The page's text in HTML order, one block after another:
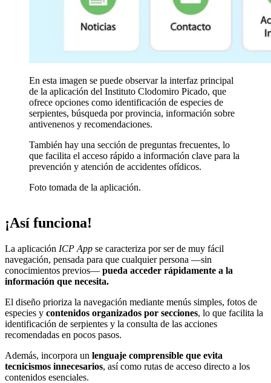
En esta imagen se puede observar la interfaz principal
de la aplicación del Instituto Clodomiro Picado, que
ofrece opciones como identificación de especies de
serpientes, búsqueda por provincia, información sobre
antivenenos y recomendaciones.
También hay una sección de preguntas frecuentes, lo
que facilita el acceso rápido a información clave para la
prevención y atención de accidentes ofídicos.
Foto tomada de la aplicación.
¡Así funciona!
La aplicación ICP App se caracteriza por ser de muy fácil
navegación, pensada para que cualquier persona —sin
conocimientos previos— pueda acceder rápidamente a la
información que necesita.
El diseño prioriza la navegación mediante menús simples, fotos de
especies y contenidos organizados por secciones, lo que facilita la
identificación de serpientes y la consulta de las acciones
recomendadas en pocos pasos.
Además, incorpora un lenguaje comprensible que evita
tecnicismos innecesarios, así como rutas de acceso directo a los
contenidos esenciales.